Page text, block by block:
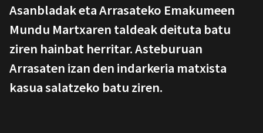
Asanbladak eta Arrasateko Emakumeen
Mundu Martxaren taldeak deituta batu
ziren hainbat herritar. Asteburuan
Arrasaten izan den indarkeria matxista
kasua salatzeko batu ziren.